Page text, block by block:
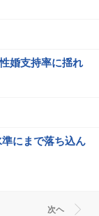
婚支持率に揺れ
にまで落ち込ん
次ヘ